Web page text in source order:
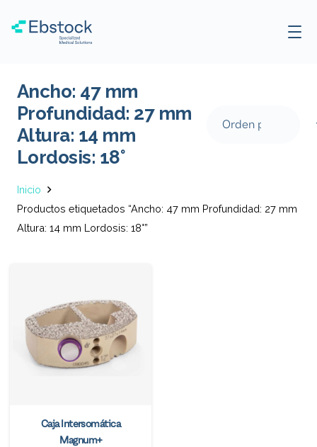
Ancho: 47 mm
Profundidad: 27 mm
Altura: 14 mm
Lordosis: 18°
Inicio
Productos etiquetados “Ancho: 47 mm Profundidad: 27 mm
Altura: 14 mm Lordosis: 18°”
Caja Intersomática
Magnum+